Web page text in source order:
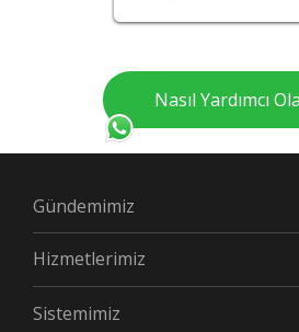
Nasıl Yardımcı
Gündemimiz
Hizmetlerimiz
Sistemimiz